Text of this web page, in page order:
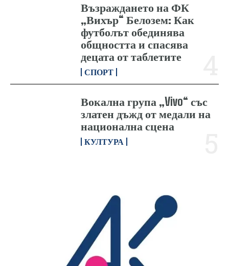
Възраждането на ФК
„Вихър“ Белозем: Как
футболът обединява
общността и спасява
децата от таблетите
СПОРТ
Вокална група „Vivo“ със
златен дъжд от медали на
национална сцена
КУЛТУРА